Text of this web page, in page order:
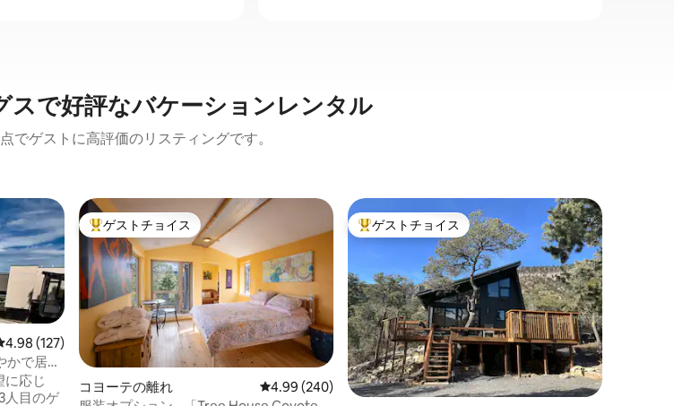
スで好評なバケーションレンタル
でゲストに高評価のリスティングです。
ビュー127件、5つ星中4.98つ星の平均評価
4.98 (127)
かで居心
に応じ
人目のゲ
大好評のゲストチョイスです。
ゲストチョイス
コヨーテの離れ レビュー240件、5つ星中4.99つ星の平均評価
4.99 (240)
大好評のゲストチョイスです。
ゲストチョイス